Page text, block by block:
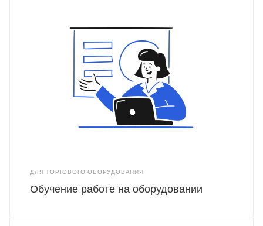
ДЛЯ ТОРГОВОГО ОБОРУДОВАНИЯ
Обучение работе на оборудовании